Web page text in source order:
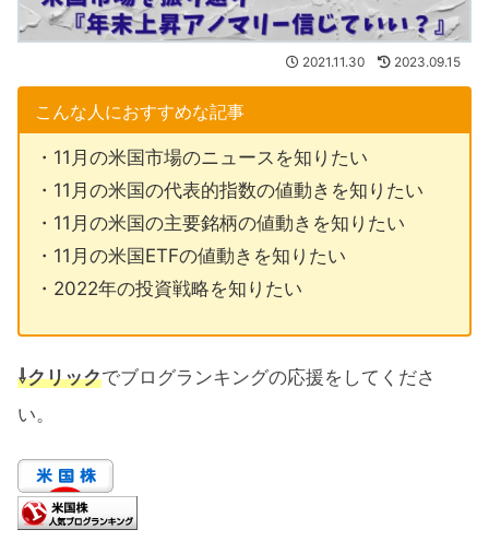
2021.11.30 2023.09.15
こんな人におすすめな記事
・11月の米国市場のニュースを知りたい
・11月の米国の代表的指数の値動きを知りたい
・11月の米国の主要銘柄の値動きを知りたい
・11月の米国ETFの値動きを知りたい
・2022年の投資戦略を知りたい
⇩クリックでブログランキングの応援をしてくださ
い。